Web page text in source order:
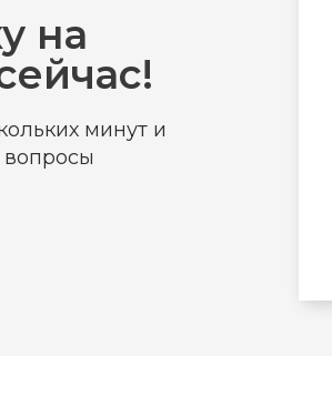
на
минут и